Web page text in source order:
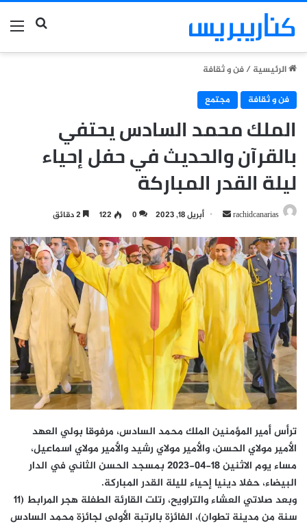
بحث
الرئيسية/فن و ثقافة
فن و ثقافة
مجتمع
الملك محمد السادس يحتفي
بالقرآن والحديث في حفل إحياء
ليلة القدر المباركة
rachidcanarias
أرسل
إلكترونيا
أبريل 18, 2023 0
122
ترأس أمير المؤمنين الملك محمد السادس، مرفوقا بولي العهد
الأمير مولاي الحسن، والأمير مولاي رشيد والأمير مولاي اسماعيل،
مساء يوم الاثنين 18-04-2023 بمسجد الحسن الثاني في الدار
البيضاء، حفلا دينيا إحياء لليلة القدر المباركة.
وبعد صلاتي العشاء والتراويح، رتلت القارئة الطفلة هجر المرابط (11
سنة من مدينة تطوان)، الفائزة بالرتبة الأولى لجائزة محمد السادس